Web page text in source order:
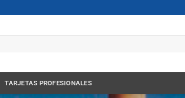
TARJETAS PROFESIONALES